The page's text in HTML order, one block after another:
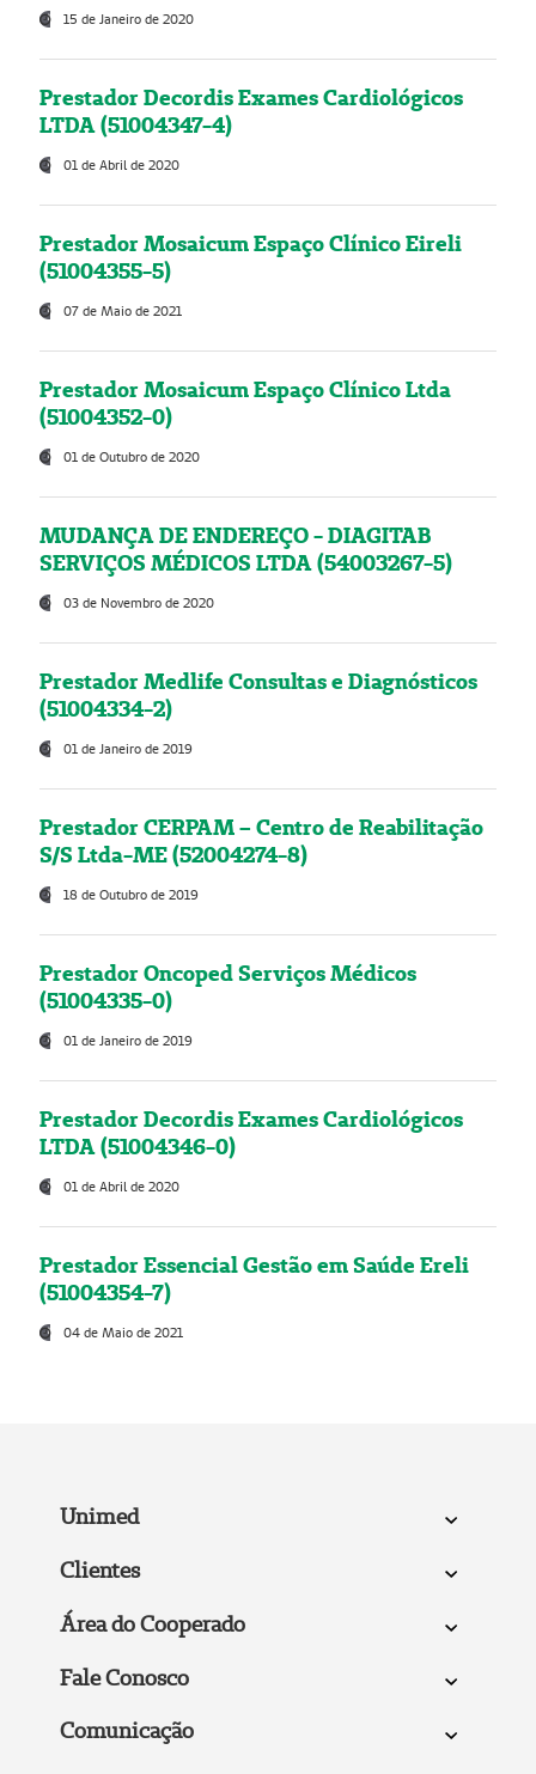
15 de Janeiro de 2020
Prestador Decordis Exames Cardiológicos
LTDA (51004347-4)
01 de Abril de 2020
Prestador Mosaicum Espaço Clínico Eireli
(51004355-5)
07 de Maio de 2021
Prestador Mosaicum Espaço Clínico Ltda
(51004352-0)
01 de Outubro de 2020
MUDANÇA DE ENDEREÇO - DIAGITAB
SERVIÇOS MÉDICOS LTDA (54003267-5)
03 de Novembro de 2020
Prestador Medlife Consultas e Diagnósticos
(51004334-2)
01 de Janeiro de 2019
Prestador CERPAM – Centro de Reabilitação
S/S Ltda-ME (52004274-8)
18 de Outubro de 2019
Prestador Oncoped Serviços Médicos
(51004335-0)
01 de Janeiro de 2019
Prestador Decordis Exames Cardiológicos
LTDA (51004346-0)
01 de Abril de 2020
Prestador Essencial Gestão em Saúde Ereli
(51004354-7)
04 de Maio de 2021
Unimed
Clientes
Área do Cooperado
Fale Conosco
Comunicação